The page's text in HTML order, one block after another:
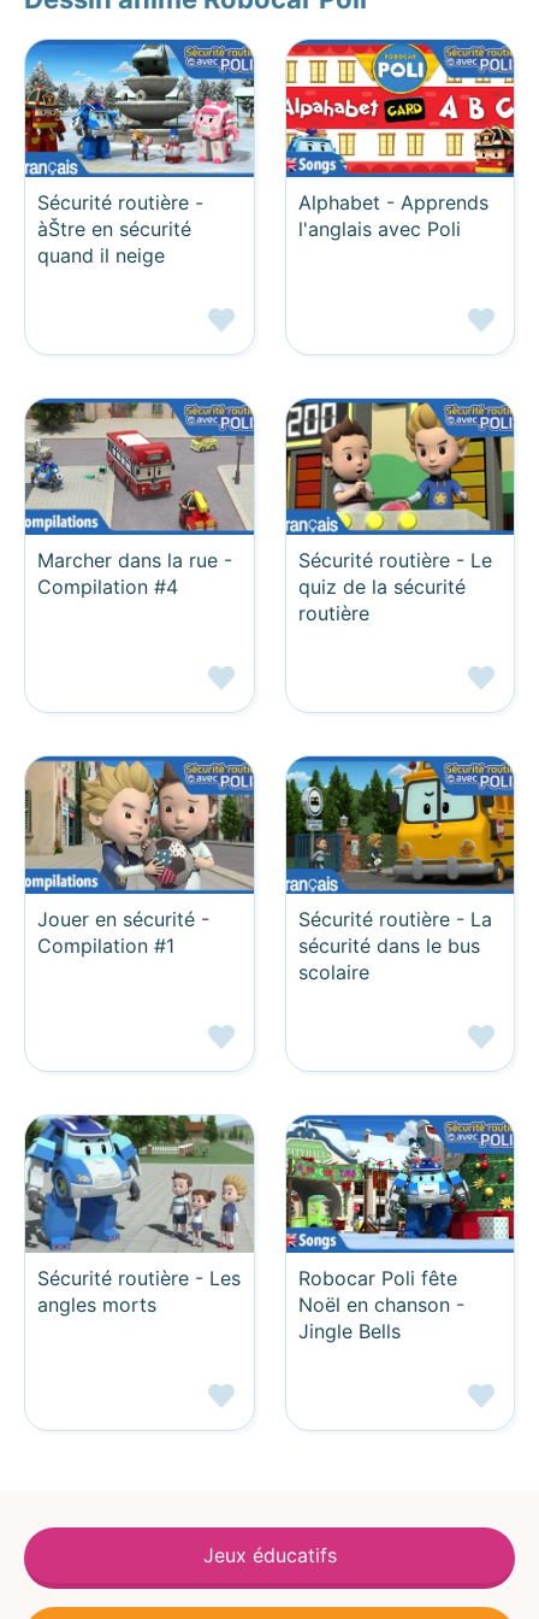
Sécurité routière -
àŠtre en sécurité
quand il neige
Alphabet - Apprends
l'anglais avec Poli
Marcher dans la rue -
Compilation #4
Sécurité routière - Le
quiz de la sécurité
routière
Jouer en sécurité -
Compilation #1
Sécurité routière - La
sécurité dans le bus
scolaire
Sécurité routière - Les
angles morts
Robocar Poli fête
Noël en chanson -
Jingle Bells
Jeux éducatifs